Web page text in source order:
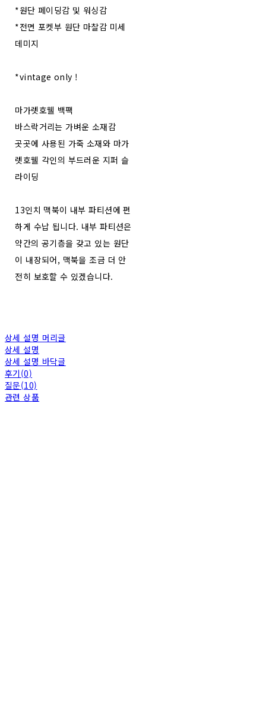
*원단 페이딩감 및 워싱감
*전면 포켓부 원단 마찰감 미세
데미지
*vintage only !
마가렛호웰 백팩
바스락거리는 가벼운 소재감
곳곳에 사용된 가죽 소재와 마가
렛호웰 각인의 부드러운 지퍼 슬
라이딩
13인치 맥북이 내부 파티션에 편
하게 수납 됩니다. 내부 파티션은
약간의 공기층을 갖고 있는 원단
이 내장되어, 맥북을 조금 더 안
전히 보호할 수 있겠습니다.
상세 설명 머리글
상세 설명
상세 설명 바닥글
후기(0)
질문(10)
관련 상품